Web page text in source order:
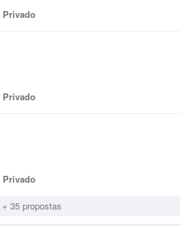
Privado
Privado
Privado
+ 35 propostas